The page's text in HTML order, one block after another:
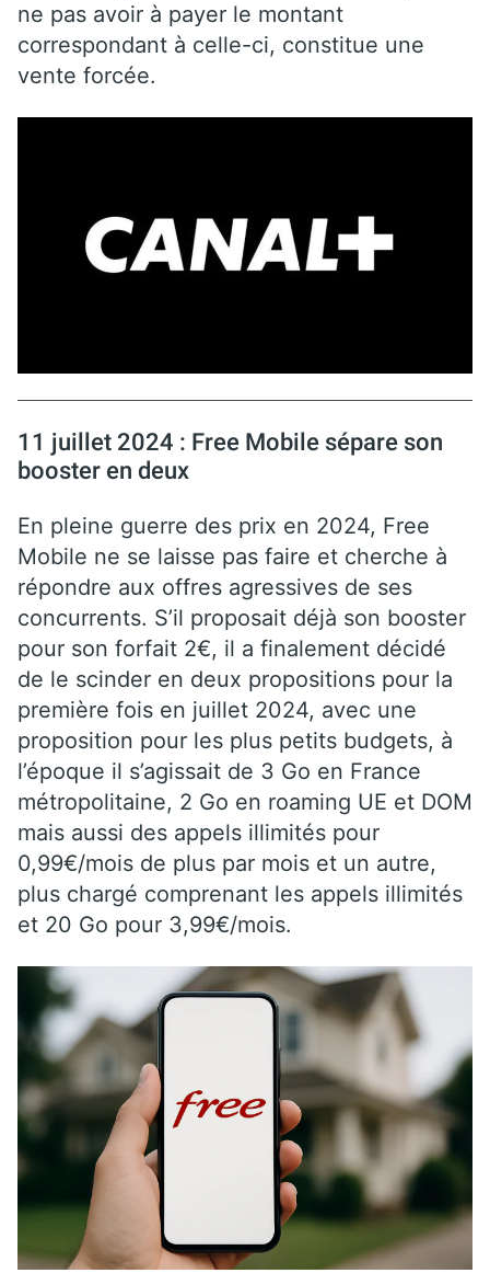
ne pas avoir à payer le montant
correspondant à celle-ci, constitue une
vente forcée.
11 juillet 2024 : Free Mobile sépare son
booster en deux
En pleine guerre des prix en 2024, Free
Mobile ne se laisse pas faire et cherche à
répondre aux offres agressives de ses
concurrents. S’il proposait déjà son booster
pour son forfait 2€, il a finalement décidé
de le scinder en deux propositions pour la
première fois en juillet 2024, avec une
proposition pour les plus petits budgets, à
l’époque il s’agissait de 3 Go en France
métropolitaine, 2 Go en roaming UE et DOM
mais aussi des appels illimités pour
0,99€/mois de plus par mois et un autre,
plus chargé comprenant les appels illimités
et 20 Go pour 3,99€/mois.